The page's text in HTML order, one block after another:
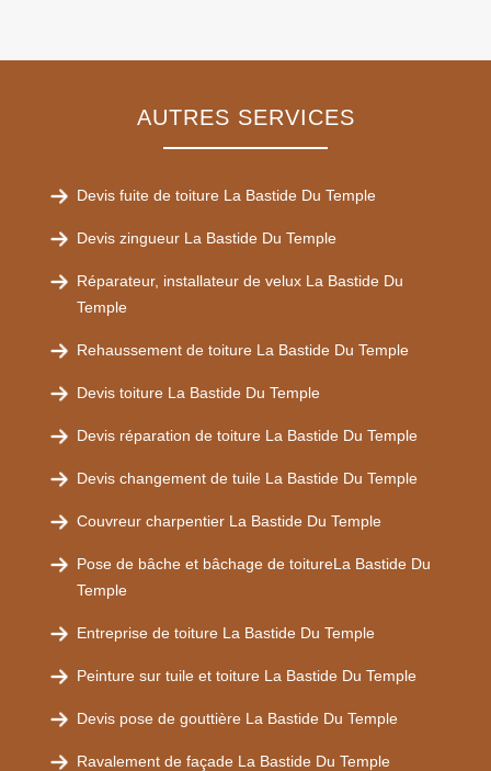
AUTRES SERVICES
Devis fuite de toiture La Bastide Du Temple
Devis zingueur La Bastide Du Temple
Réparateur, installateur de velux La Bastide Du
Temple
Rehaussement de toiture La Bastide Du Temple
Devis toiture La Bastide Du Temple
Devis réparation de toiture La Bastide Du Temple
Devis changement de tuile La Bastide Du Temple
Couvreur charpentier La Bastide Du Temple
Pose de bâche et bâchage de toitureLa Bastide Du
Temple
Entreprise de toiture La Bastide Du Temple
Peinture sur tuile et toiture La Bastide Du Temple
Devis pose de gouttière La Bastide Du Temple
Ravalement de façade La Bastide Du Temple